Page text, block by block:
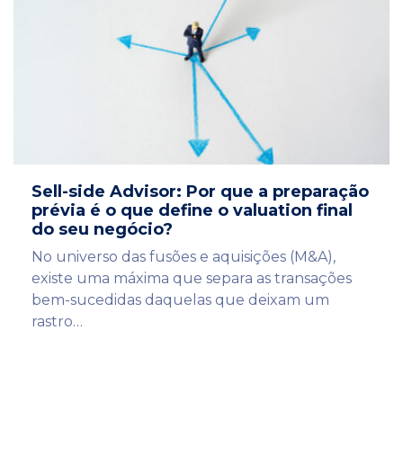
Sell-side Advisor: Por que a preparação
prévia é o que define o valuation final
do seu negócio?
No universo das fusões e aquisições (M&A),
existe uma máxima que separa as transações
bem-sucedidas daquelas que deixam um
rastro…